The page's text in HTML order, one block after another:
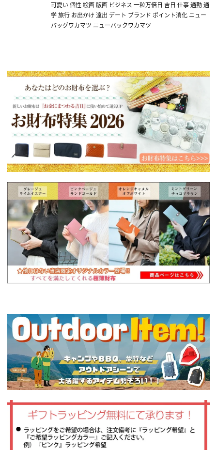
可愛い 個性 絵画 版画 ビジネス 一粒万倍日 吉日 仕事 通勤 通
学 旅行 お出かけ 遠出 デート ブランド ポイント消化 ニュー
バッグワカマツ ニューバックワカマツ